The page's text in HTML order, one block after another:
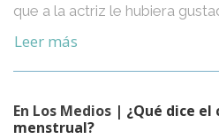
que a la actriz le hubiera
Leer más
En Los Medios | ¿Qué dice
menstrual?